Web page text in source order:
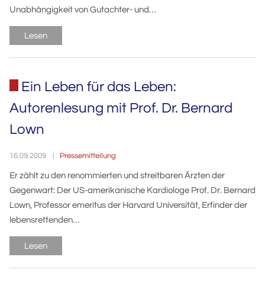
Unabhängigkeit von Gutachter- und…
Lesen
Ein Leben für das Leben:
Autorenlesung mit Prof. Dr. Bernard
Lown
16.09.2009 Pressemitteilung
Er zählt zu den renommierten und streitbaren Ärzten der
Gegenwart: Der US-amerikanische Kardiologe Prof. Dr. Bernard
Lown, Professor emeritus der Harvard Universität, Erfinder der
lebensrettenden…
Lesen